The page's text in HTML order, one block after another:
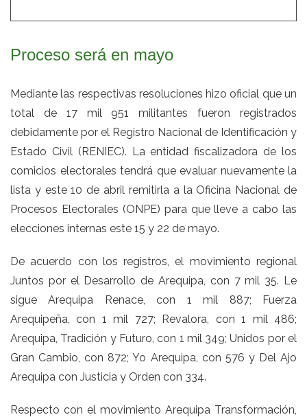
Proceso será en mayo
Mediante las respectivas resoluciones hizo oficial que un
total de 17 mil 951 militantes fueron registrados
debidamente por el Registro Nacional de Identificación y
Estado Civil (RENIEC). La entidad fiscalizadora de los
comicios electorales tendrá que evaluar nuevamente la
lista y este 10 de abril remitirla a la Oficina Nacional de
Procesos Electorales (ONPE) para que lleve a cabo las
elecciones internas este 15 y 22 de mayo.
De acuerdo con los registros, el movimiento regional
Juntos por el Desarrollo de Arequipa, con 7 mil 35. Le
sigue Arequipa Renace, con 1 mil 887; Fuerza
Arequipeña, con 1 mil 727; Revalora, con 1 mil 486;
Arequipa, Tradición y Futuro, con 1 mil 349; Unidos por el
Gran Cambio, con 872; Yo Arequipa, con 576 y Del Ajo
Arequipa con Justicia y Orden con 334.
Respecto con el movimiento Arequipa Transformación,